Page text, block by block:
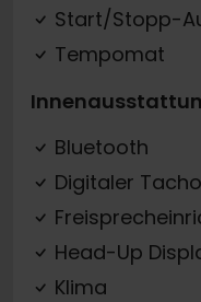
Start/Stopp-
Tempomat
Bluetooth
Digitaler Tacho
Head-Up
Klima